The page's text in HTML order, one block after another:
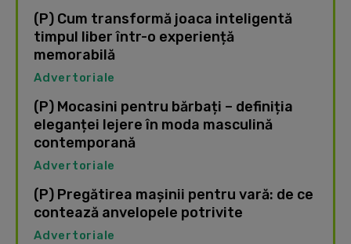
(P) Cum transformă joaca inteligentă
timpul liber într-o experiență
memorabilă
Advertoriale
(P) Mocasini pentru bărbați – definiția
eleganței lejere în moda masculină
contemporană
Advertoriale
(P) Pregătirea mașinii pentru vară: de ce
contează anvelopele potrivite
Advertoriale